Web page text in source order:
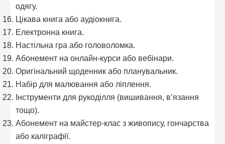
одягу.
Цікава книга або аудіокнига.
Електронна книга.
Настільна гра або головоломка.
Абонемент на онлайн-курси або вебінари.
Оригінальний щоденник або планувальник.
Набір для малювання або ліплення.
Інструменти для рукоділля (вишивання, в’язання
тощо).
Абонемент на майстер-клас з живопису, гончарства
або каліграфії.